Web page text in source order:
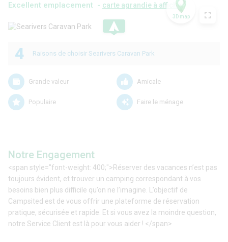
Excellent emplacement - carte agrandie à afficher
.
3D map
4 Raisons de choisir Searivers Caravan Park
Grande valeur Amicale
Populaire Faire le ménage
Notre Engagement
<span style="font-weight: 400;">Réserver des vacances n’est pas
toujours évident, et trouver un camping correspondant à vos
besoins bien plus difficile qu’on ne l’imagine. L’objectif de
Campsited est de vous offrir une plateforme de réservation
pratique, sécurisée et rapide. Et si vous avez la moindre question,
notre Service Client est là pour vous aider ! </span>